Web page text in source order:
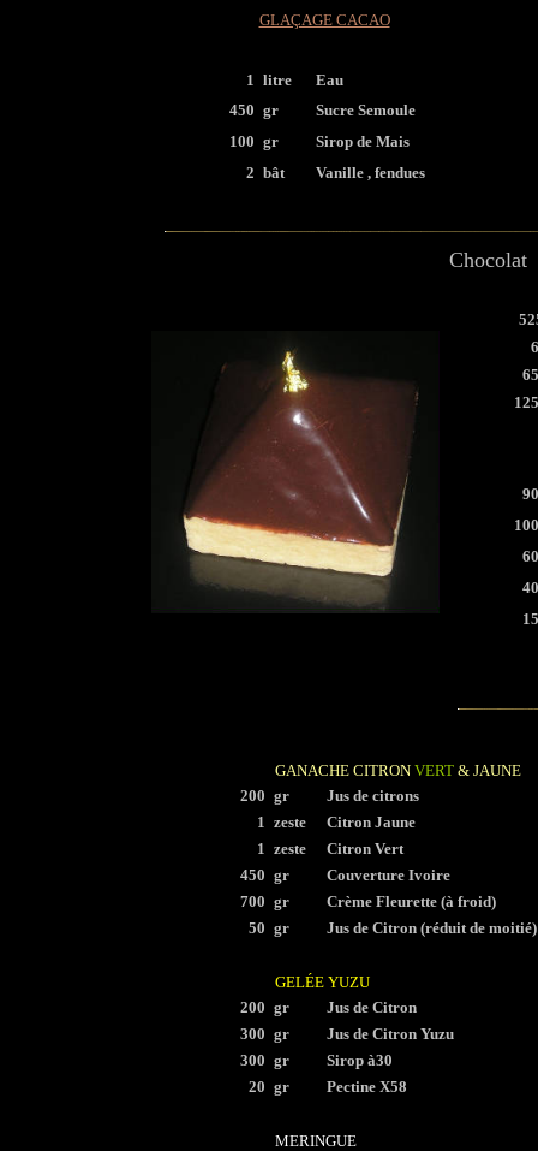
GLAÇAGE CACAO
1 litre
Eau
450 gr
Sucre Semoule
100 gr
Sirop de Mais
2 bât Vanille , fendues
Chocolat
GANACHE CITRON VERT & JAUNE
200 gr
Jus de citrons
1 zeste
Citron Jaune
1 zeste
Citron Vert
450 gr
Couverture Ivoire
700 gr
Crème Fleurette (à froid)
50 gr Jus de Citron (réduit de moitié)
GELÉE YUZU
200 gr
Jus de Citron
300 gr
Jus de Citron Yuzu
300 gr
Sirop à30
20 gr Pectine X58
MERINGUE